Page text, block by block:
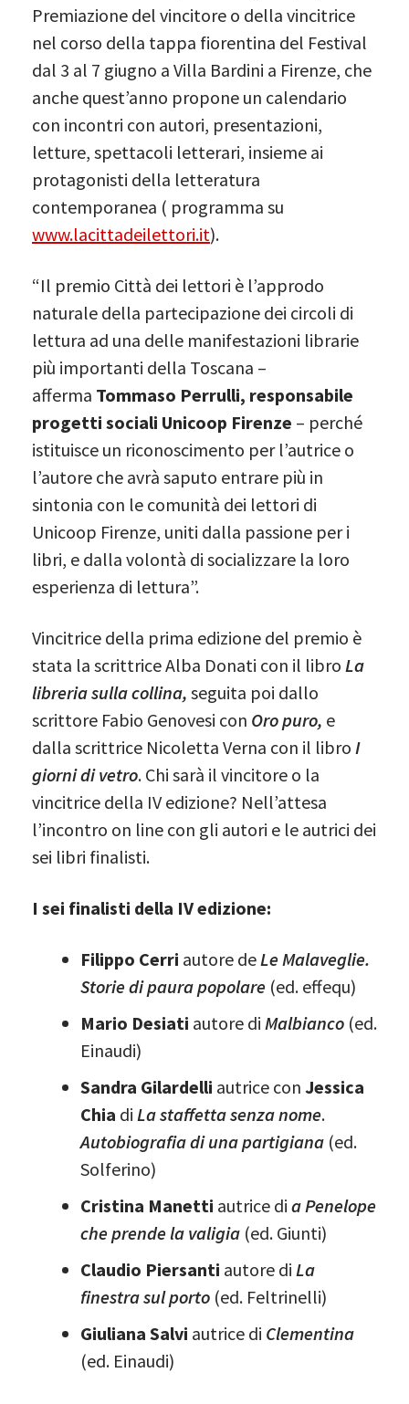
Premiazione del vincitore o della vincitrice
nel corso della tappa fiorentina del Festival
dal 3 al 7 giugno a Villa Bardini a Firenze, che
anche quest’anno propone un calendario
con incontri con autori, presentazioni,
letture, spettacoli letterari, insieme ai
protagonisti della letteratura
contemporanea ( programma su
www.lacittadeilettori.it).
“Il premio Città dei lettori è l’approdo
naturale della partecipazione dei circoli di
lettura ad una delle manifestazioni librarie
più importanti della Toscana –
afferma Tommaso Perrulli, responsabile
progetti sociali Unicoop Firenze – perché
istituisce un riconoscimento per l’autrice o
l’autore che avrà saputo entrare più in
sintonia con le comunità dei lettori di
Unicoop Firenze, uniti dalla passione per i
libri, e dalla volontà di socializzare la loro
esperienza di lettura”.
Vincitrice della prima edizione del premio è
stata la scrittrice Alba Donati con il libro La
libreria sulla collina, seguita poi dallo
scrittore Fabio Genovesi con Oro puro, e
dalla scrittrice Nicoletta Verna con il libro I
giorni di vetro. Chi sarà il vincitore o la
vincitrice della IV edizione? Nell’attesa
l’incontro on line con gli autori e le autrici dei
sei libri finalisti.
I sei finalisti della IV edizione:
Filippo Cerri autore de Le Malaveglie.
Storie di paura popolare (ed. effequ)
Mario Desiati autore di Malbianco (ed.
Einaudi)
Sandra Gilardelli autrice con Jessica
Chia di La staffetta senza nome.
Autobiografia di una partigiana (ed.
Solferino)
Cristina Manetti autrice di a Penelope
che prende la valigia (ed. Giunti)
Claudio Piersanti autore di La
finestra sul porto (ed. Feltrinelli)
Giuliana Salvi autrice di Clementina
(ed. Einaudi)